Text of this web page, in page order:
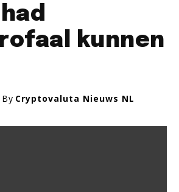
kunnen
By Cryptovaluta Nieuws NL